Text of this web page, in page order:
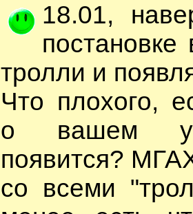
18.01,
тролли и
Что плохого,
о вашем
появится?
со всеми